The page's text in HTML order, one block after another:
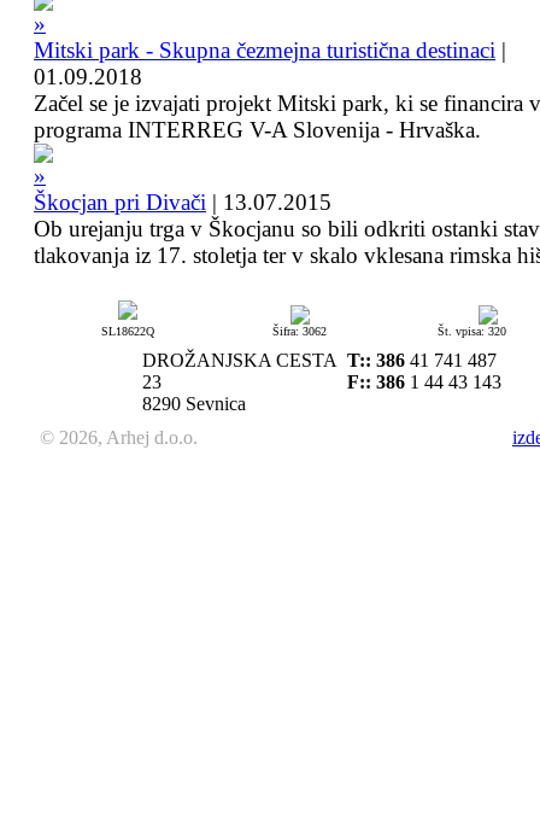
Mitski park - Skupna čezmejna turistična destinaci |
01.09.2018
Začel se je izvajati projekt Mitski park, ki se financira
programa INTERREG V-A Slovenija - Hrvaška.
Škocjan pri Divači | 13.07.2015
Ob urejanju trga v Škocjanu so bili odkriti ostanki
tlakovanja iz 17. stoletja ter v skalo vklesana rimska
SL18622Q Šifra: 3062 Št. vpisa: 320
DROŽANJSKA CESTA
23
8290 Sevnica
T:: 386 41 741 487
F:: 386 1 44 43 143
© 2026, Arhej d.o.o.